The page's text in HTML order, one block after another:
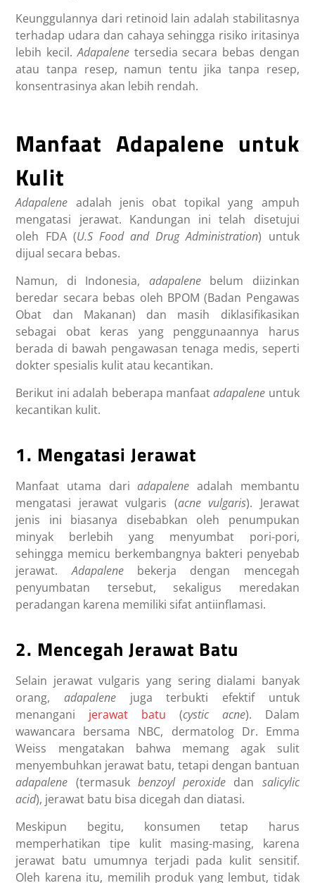
Keunggulannya dari retinoid lain adalah stabilitasnya
terhadap udara dan cahaya sehingga risiko iritasinya
lebih kecil.Adapalenetersedia secara bebas dengan
atau tanpa resep, namun tentu jika tanpa resep,
konsentrasinya akan lebih rendah.
Manfaat Adapalene untuk
Kulit
Adapalene adalah jenis obat topikal yang ampuh
mengatasi jerawat. Kandungan ini telah disetujui
oleh FDA (U.S Food and Drug Administration) untuk
dijual secara bebas.
Namun, di Indonesia, adapalenebelum diizinkan
beredar secara bebas oleh BPOM (Badan Pengawas
Obat dan Makanan) dan masih diklasifikasikan
sebagai obat keras yang penggunaannya harus
berada di bawah pengawasan tenaga medis, seperti
dokter spesialis kulit atau kecantikan.
Berikut ini adalah beberapa manfaatadapalene untuk
kecantikan kulit.
1. Mengatasi Jerawat
Manfaat utama dariadapalene adalah membantu
mengatasi jerawat vulgaris (acne vulgaris). Jerawat
jenis ini biasanya disebabkan oleh penumpukan
minyak berlebih yang menyumbat pori-pori,
sehingga memicu berkembangnya bakteri penyebab
jerawat.Adapalenebekerja dengan mencegah
penyumbatan tersebut, sekaligus meredakan
peradangan karena memiliki sifat antiinflamasi.
2. Mencegah Jerawat Batu
Selain jerawat vulgaris yang sering dialami banyak
orang,adapalene juga terbukti efektif untuk
menangani jerawat batu (cystic acne). Dalam
wawancara bersama NBC, dermatolog Dr. Emma
Weiss mengatakan bahwa memang agak sulit
menyembuhkan jerawat batu, tetapi dengan bantuan
adapalene (termasuk benzoyl peroxide dan salicylic
acid), jerawat batu bisa dicegah dan diatasi.
Meskipun begitu, konsumen tetap harus
memperhatikan tipe kulit masing-masing, karena
jerawat batu umumnya terjadi pada kulit sensitif.
Oleh karena itu, memilih produk yang lembut, tidak